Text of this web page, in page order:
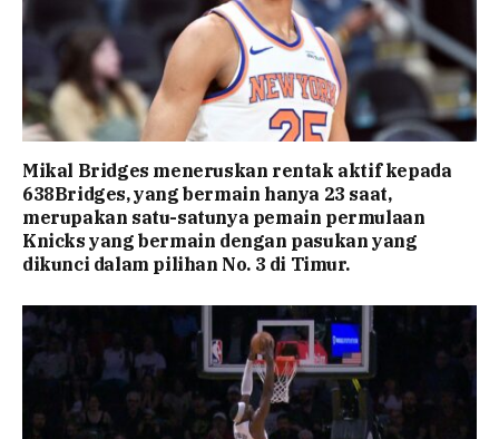
Mikal Bridges meneruskan rentak aktif kepada
638Bridges, yang bermain hanya 23 saat,
merupakan satu-satunya pemain permulaan
Knicks yang bermain dengan pasukan yang
dikunci dalam pilihan No. 3 di Timur.